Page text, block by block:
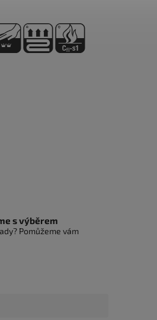
s výběrem
Pomůžeme vám